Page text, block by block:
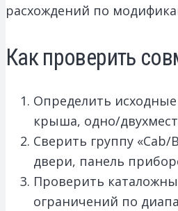
расхождений по
Как проверить
Определить
крыша, одно/
Сверить группу
двери, панель
Проверить
ограничений по